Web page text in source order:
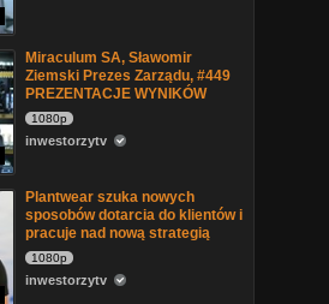
Miraculum SA, Sławomir
Ziemski Prezes Zarządu, #449
PREZENTACJE WYNIKÓW
1080p
inwestorzytv
Plantwear szuka nowych
sposobów dotarcia do klientów i
pracuje nad nową strategią
1080p
inwestorzytv